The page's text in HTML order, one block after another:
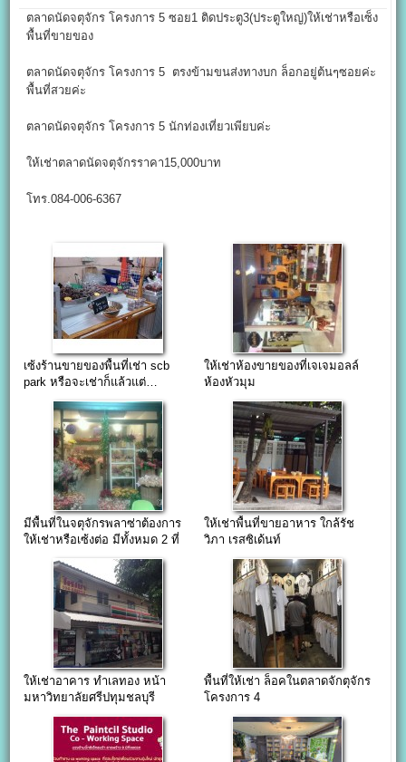
ตลาดนัดจตุจักร โครงการ 5 ซอย1 ติดประตู3(ประตูใหญ่)ให้เช่าหรือเซ็ง
พื้นที่ขายของ
ตลาดนัดจตุจักร โครงการ 5 ตรงข้ามขนส่งทางบก ล็อกอยู่ต้นๆซอยค่ะ
พื้นที่สวยค่ะ
ตลาดนัดจตุจักร โครงการ 5 นักท่องเที่ยวเพียบค่ะ
ให้เช่าตลาดนัดจตุจักรราคา15,000บาท
โทร.084-006-6367
เซ้งร้านขายของพื้นที่เช่า scb
park หรือจะเช่าก็แล้วแต่…
ให้เช่าห้องขายของที่เจเจมอลล์
ห้องหัวมุม
มีพื้นที่ในจตุจักรพลาซ่าต้องการ
ให้เช่าหรือเซ้งต่อ มีทั้งหมด 2 ที่
ให้เช่าพื้นที่ขายอาหาร ใกล้รัช
วิภา เรสซิเด้นท์
ให้เช่าอาคาร ทำเลทอง หน้า
มหาวิทยาลัยศรีปทุมชลบุรี
พื้นที่ให้เช่า ล็อคในตลาดจักตุจักร
โครงการ 4